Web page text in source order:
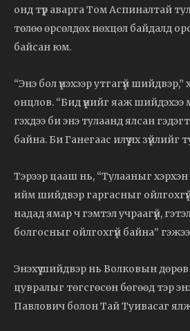
онд түр аварга Том Аспиналтай
төлөө өрсөлдөх нөхцөл байдалд
байсан юм.
“Энэ бол үнэхээр утгагүй
онцлов. “Бид үүнийг яаж шийдэхээ
гэхдээ би энэ тулаанд ялсан
байна. Би Ганегаас илүү их зүйлийг
Тэрээр цааш нь, “Тулааныг хэрхэн
ийм шийдвэр гаргасныг
надад ямар ч гэмтэл учраагүй,
болгосныг ойлгохгүй байна”
Энэхүү шийдвэр нь Волковын
цувралыг төгсгөсөн бөгөөд тэр
Павлович болон Тай Туивасаг